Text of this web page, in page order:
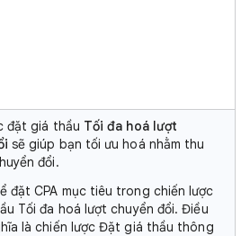
đặt giá thầu Tối đa hoá lượt
sẽ giúp bạn tối ưu hoá nhằm thu
đổi.
đặt CPA mục tiêu trong chiến lược
Tối đa hoá lượt chuyển đổi. Điều
là chiến lược Đặt giá thầu thông